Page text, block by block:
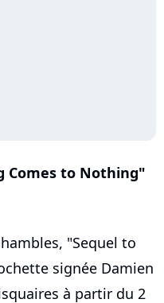
Comes to Nothing"
"Sequel to
signée Damien
à partir du 2